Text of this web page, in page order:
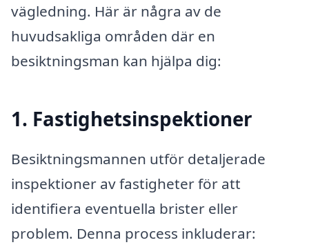
vägledning. Här är några av de
huvudsakliga områden där en
besiktningsman kan hjälpa dig:
1. Fastighetsinspektioner
Besiktningsmannen utför detaljerade
inspektioner av fastigheter för att
identifiera eventuella brister eller
problem. Denna process inkluderar: